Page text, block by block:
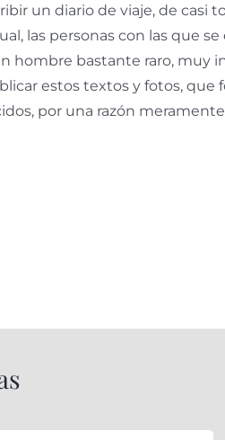
un diario de viaje, de casi
las personas con las que
hombre bastante raro, muy
estos textos y fotos,
por una razón